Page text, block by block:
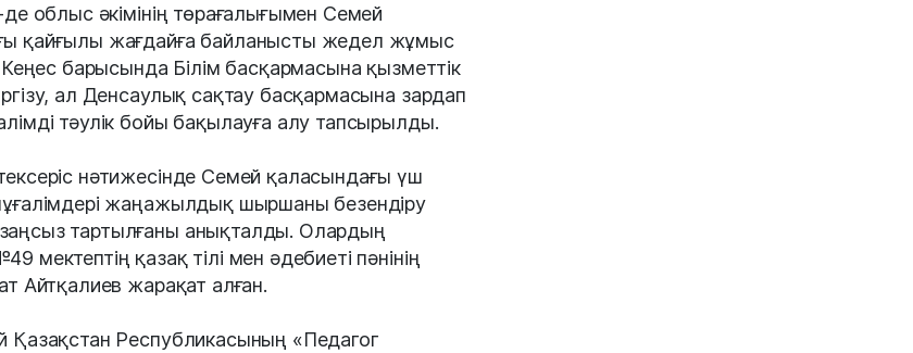
де облыс әкімінің төрағалығымен Семей
қайғылы жағдайға байланысты жедел жұмыс
Кеңес барысында Білім басқармасына қызметтік
ал Денсаулық сақтау басқармасына зардап
тәулік бойы бақылауға алу тапсырылды.
нәтижесінде Семей қаласындағы үш
жаңажылдық шыршаны безендіру
тартылғаны анықталды. Олардың
мектептің қазақ тілі мен әдебиеті пәнінің
Айтқалиев жарақат алған.
Қазақстан Республикасының «Педагог